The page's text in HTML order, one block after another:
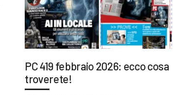
PC 419 febbraio 2026: ecco cosa
troverete!